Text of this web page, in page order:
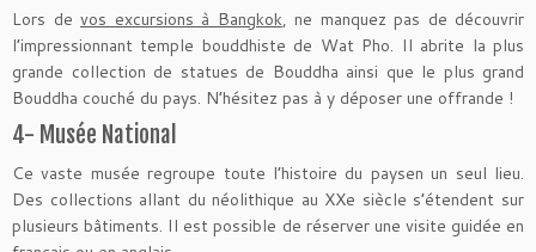
Lors de vos excursions à Bangkok, ne manquez pas de découvrir
l’impressionnant temple bouddhiste de Wat Pho. Il abrite la plus
grande collection de statues de Bouddha ainsi que le plus grand
Bouddha couché du pays. N’hésitez pas à y déposer une offrande !
4- Musée National
Ce vaste musée regroupe toute l’histoire du paysen un seul lieu.
Des collections allant du néolithique au XXe siècle s’étendent sur
plusieurs bâtiments. Il est possible de réserver une visite guidée en